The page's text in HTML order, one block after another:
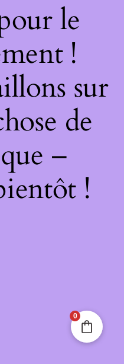
le
!
sur
de
–
!
0